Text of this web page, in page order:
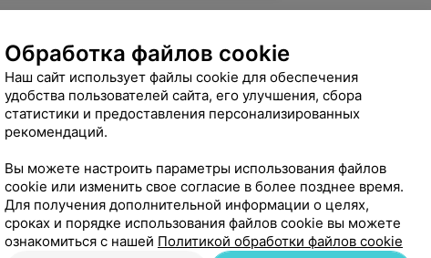
5.0 SANTE, ул. Тростенецкая, 3
Рекомендую
хороший! Был на приеме у
Назарука Сергея
приеме помог мне, ответил ...
3
центр SANTE
Обработка файлов cookie
Наш сайт использует файлы cookie для обеспечения
удобства пользователей сайта, его улучшения, сбора
статистики и предоставления персонализированных
рекомендаций.
Вы можете настроить параметры использования файлов
cookie или изменить свое согласие в более позднее время.
Для получения дополнительной информации о целях,
сроках и порядке использования файлов cookie вы можете
ознакомиться с нашей Политикой обработки файлов cookie